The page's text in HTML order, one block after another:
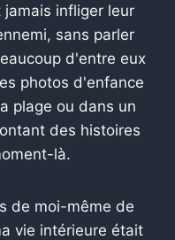
infliger leur
sans parler
d'entre eux
photos d'enfance
plage ou dans un
des histoires
là.
de moi-même de
vie intérieure était